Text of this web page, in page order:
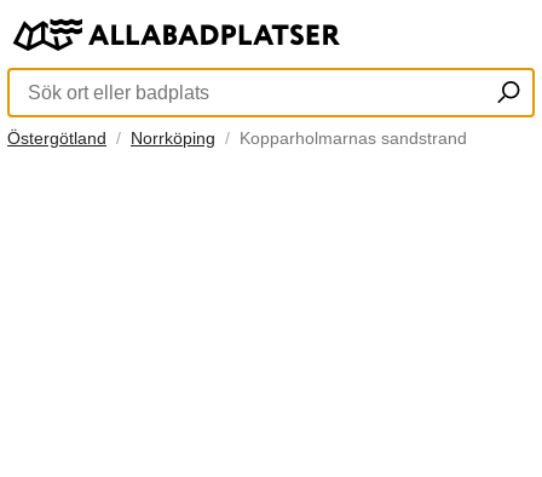
Östergötland Norrköping Kopparholmarnas sandstrand